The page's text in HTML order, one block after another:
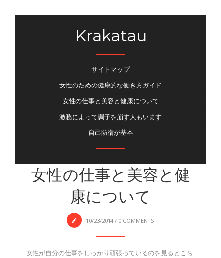
Krakatau
サイトマップ
女性のための健康的な働き方ガイド
女性の仕事と美容と健康について
激務によって調子を崩す人もいます
自己防衛が基本
女性の仕事と美容と健
康について
10/23/2014 / 0 COMMENTS
女性が自分の仕事をしっかり頑張っているのを見るとこち